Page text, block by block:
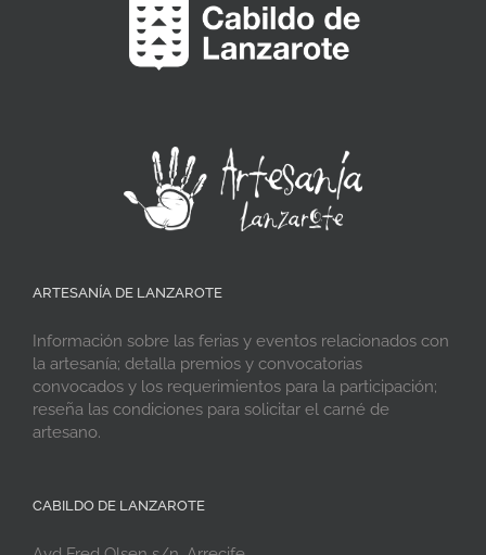
ARTESANÍA DE LANZAROTE
Información sobre las ferias y eventos relacionados con
la artesanía; detalla premios y convocatorias
convocados y los requerimientos para la participación;
reseña las condiciones para solicitar el carné de
artesano.
CABILDO DE LANZAROTE